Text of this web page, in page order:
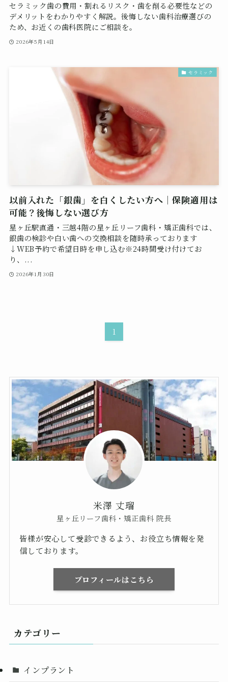
セラミック歯の費用・割れるリスク・歯を削る必要性などの
デメリットをわかりやすく解説。後悔しない歯科治療選びの
ため、お近くの歯科医院にご相談を。
2026年5月14日
セラミック
以前入れた「銀歯」を白くしたい方へ｜保険適用は
可能？後悔しない選び方
星ヶ丘駅直通・三越4階の星ヶ丘リーフ歯科・矯正歯科では、
銀歯の検診や白い歯への交換相談を随時承っております
↓WEB予約で希望日時を申し込む※24時間受け付けてお
り、...
2026年1月30日
1
米澤 丈瑠
星ヶ丘リーフ歯科・矯正歯科 院長
皆様が安心して受診できるよう、お役立ち情報を発
信しております。
プロフィールはこちら
カテゴリー
インプラント